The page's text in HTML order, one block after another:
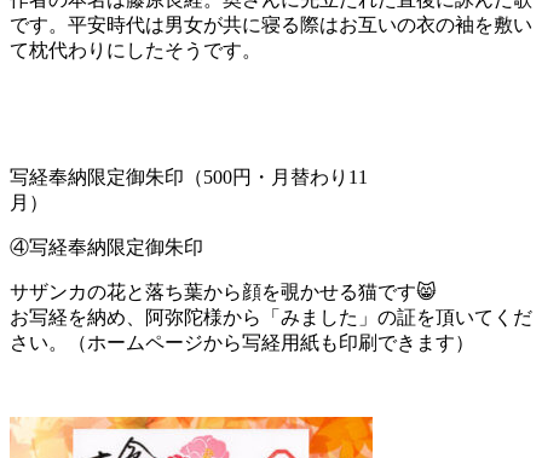
です。平安時代は男女が共に寝る際はお互いの衣の袖を敷い
て枕代わりにしたそうです。
写経奉納限定御朱印（500円・月替わり11
月）
④写経奉納限定御朱印
サザンカの花と落ち葉から顔を覗かせる猫です😸
お写経を納め、阿弥陀様から「みました」の証を頂いてくだ
さい。（ホームページから写経用紙も印刷できます）